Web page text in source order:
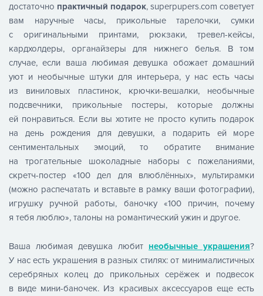
достаточно практичный подарок, superpupers.com советует
вам наручные часы, прикольные тарелочки, сумки
c оригинальными принтами, рюкзаки, тревел-кейсы,
кардхолдеры, органайзеры для нижнего белья. В том
случае, если ваша любимая девушка обожает домашний
уют и необычные штуки для интерьера, у нас есть часы
из виниловых пластинок, крючки-вешалки, необычные
подсвечники, прикольные постеры, которые должны
ей понравиться. Если вы хотите не просто купить подарок
на день рождения для девушки, а подарить ей море
сентиментальных эмоций, то обратите внимание
на трогательные шоколадные наборы с пожеланиями,
скретч-постер «100 дел для влюблённых», мультирамки
(можно распечатать и вставьте в рамку ваши фотографии),
игрушку ручной работы, баночку «100 причин, почему
я тебя люблю», талоны на романтический ужин и другое.
Ваша любимая девушка любит необычные украшения?
У нас есть украшения в разных стилях: от минималистичных
серебряных колец до прикольных серёжек и подвесок
в виде мини-баночек. Из красивых аксессуаров еще есть